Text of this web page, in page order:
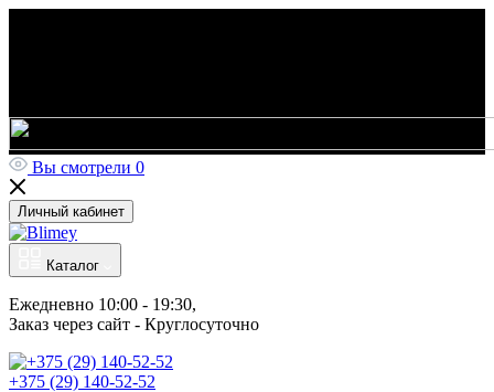
Вы смотрели 0
Личный кабинет
Каталог
Ежедневно 10:00 - 19:30,
Заказ через сайт - Круглосуточно
+375 (29) 140-52-52